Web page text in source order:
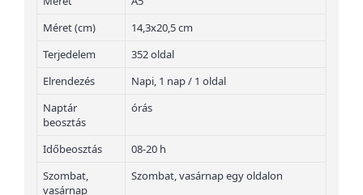
Méret (cm)
14,3x20,5 cm
Terjedelem
352 oldal
Elrendezés
Napi, 1 nap / 1 oldal
Naptár
beosztás
órás
Időbeosztás
08-20 h
Szombat,
vasárnap
Szombat, vasárnap egy oldalon